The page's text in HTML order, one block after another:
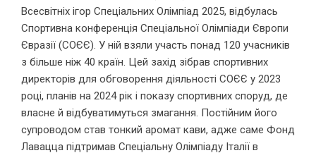
Всесвітніх ігор Спеціальних Олімпіад 2025, відбулась
Спортивна конференція Спеціальної Олімпіади Європи
Євразії (СОЄЄ). У ній взяли участь понад 120 учасників
з більше ніж 40 країн. Цей захід зібрав спортивних
директорів для обговорення діяльності СОЄЄ у 2023
році, планів на 2024 рік і показу спортивних споруд, де
власне й відбуватимуться змагання. Постійним його
супроводом став тонкий аромат кави, адже саме Фонд
Лавацца підтримав Спеціальну Олімпіаду Італії в